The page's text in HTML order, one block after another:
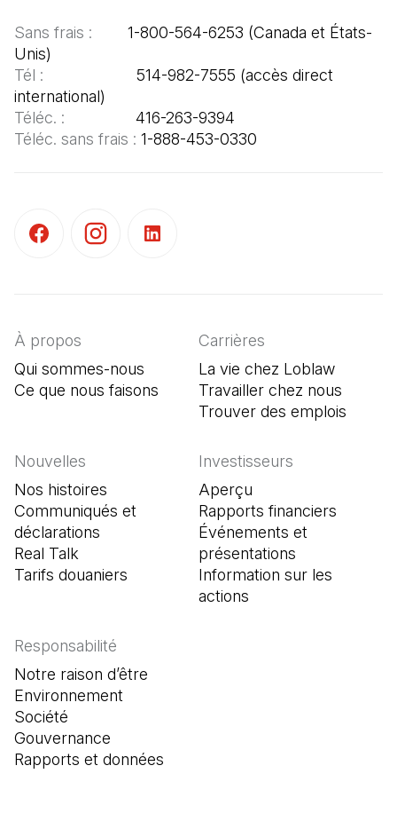
Sans frais :
      1-800-564-6253 (Canada et États-
Tél :
                   514-982-7555 (accès direct
Téléc. :
Téléc. sans frais : 1-888-453-0330
À propos
Qui sommes-nous
Ce que nous faisons
Carrières
La vie chez Loblaw
Travailler chez nous
Trouver des emplois
Nouvelles
Nos histoires
Communiqués et
déclarations
Real Talk
Tarifs douaniers
Investisseurs
Aperçu
Rapports financiers
Événements et
présentations
Information sur les
actions
Responsabilité
Notre raison d’être
Environnement
Société
Gouvernance
Rapports et données